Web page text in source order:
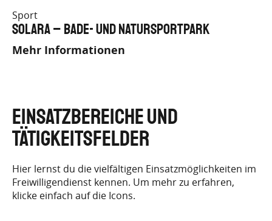
Sport
Solara – Bade- und NaturSportPark
Mehr Informationen
EINSATZBEREICHE UND
TÄTIGKEITSFELDER
Hier lernst du die vielfältigen Einsatzmöglichkeiten im
Freiwilligendienst kennen. Um mehr zu erfahren,
klicke einfach auf die Icons.